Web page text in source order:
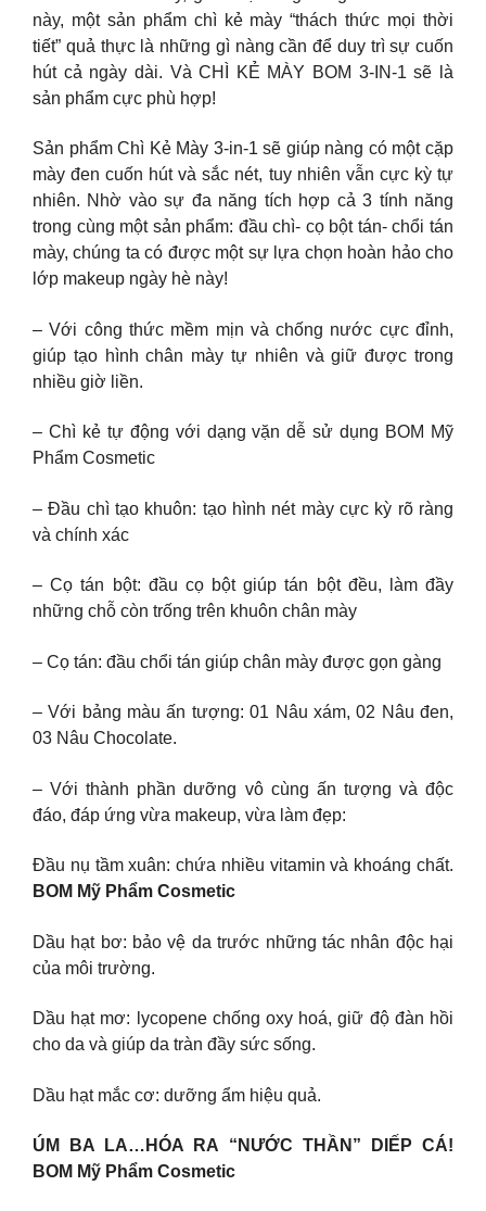
này, một sản phẩm chì kẻ mày “thách thức mọi thời
tiết” quả thực là những gì nàng cần để duy trì sự cuốn
hút cả ngày dài. Và CHÌ KẺ MÀY BOM 3-IN-1 sẽ là
sản phẩm cực phù hợp!
Sản phẩm Chì Kẻ Mày 3-in-1 sẽ giúp nàng có một cặp
mày đen cuốn hút và sắc nét, tuy nhiên vẫn cực kỳ tự
nhiên. Nhờ vào sự đa năng tích hợp cả 3 tính năng
trong cùng một sản phẩm: đầu chì- cọ bột tán- chổi tán
mày, chúng ta có được một sự lựa chọn hoàn hảo cho
lớp makeup ngày hè này!
– Với công thức mềm mịn và chống nước cực đỉnh,
giúp tạo hình chân mày tự nhiên và giữ được trong
nhiều giờ liền.
– Chì kẻ tự động với dạng vặn dễ sử dụng BOM Mỹ
Phẩm Cosmetic
– Đầu chì tạo khuôn: tạo hình nét mày cực kỳ rõ ràng
và chính xác
– Cọ tán bột: đầu cọ bột giúp tán bột đều, làm đầy
những chỗ còn trống trên khuôn chân mày
– Cọ tán: đầu chổi tán giúp chân mày được gọn gàng
– Với bảng màu ấn tượng: 01 Nâu xám, 02 Nâu đen,
03 Nâu Chocolate.
– Với thành phần dưỡng vô cùng ấn tượng và độc
đáo, đáp ứng vừa makeup, vừa làm đẹp:
Đầu nụ tầm xuân: chứa nhiều vitamin và khoáng chất.
BOM Mỹ Phẩm Cosmetic
Dầu hạt bơ: bảo vệ da trước những tác nhân độc hại
của môi trường.
Dầu hạt mơ: lycopene chống oxy hoá, giữ độ đàn hồi
cho da và giúp da tràn đầy sức sống.
Dầu hạt mắc cơ: dưỡng ẩm hiệu quả.
ÚM BA LA…HÓA RA “NƯỚC THẦN” DIẾP CÁ!
BOM Mỹ Phẩm Cosmetic